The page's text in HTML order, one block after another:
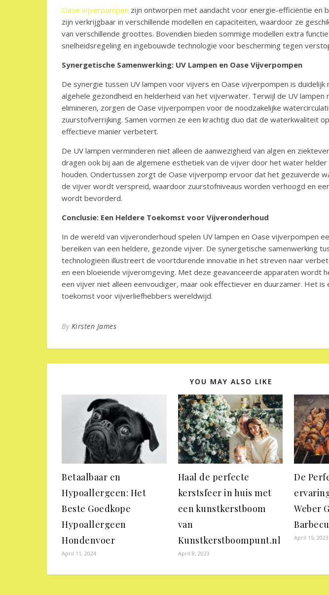
Oase vijverpompen zijn ontworpen met aandacht voor energie-efficiëntie en
zijn verkrijgbaar in verschillende modellen en capaciteiten, waardoor ze
van verschillende groottes. Bovendien bieden sommige modellen extra
snelheidsregeling en ingebouwde technologie voor bescherming tegen
Synergetische Samenwerking: UV Lampen en Oase Vijverpompen
De synergie tussen UV lampen voor vijvers en Oase vijverpompen is duidelijk
algehele gezondheid en helderheid van het vijverwater. Terwijl de UV lampen
elimineren, zorgen de Oase vijverpompen voor de noodzakelijke
zuurstofverrijking. Samen vormen ze een krachtig duo dat de waterkwaliteit
effectieve manier verbetert.
De UV lampen verminderen niet alleen de aanwezigheid van algen en
dragen ook bij aan de algemene esthetiek van de vijver door het water helder
houden. Ondertussen zorgt de Oase vijverpomp ervoor dat het gezuiverde
de vijver wordt verspreid, waardoor zuurstofniveaus worden verhoogd en
wordt bevorderd.
Conclusie: Een Heldere Toekomst voor Vijveronderhoud
In de wereld van vijveronderhoud spelen UV lampen en Oase vijverpompen
bereiken van een heldere, gezonde vijver. De synergetische samenwerking
technologieën illustreert de voortdurende innovatie in het streven naar
en een bloeiende vijveromgeving. Met deze geavanceerde apparaten wordt
een vijver niet alleen eenvoudiger, maar ook effectiever en duurzamer. Het is
toekomst voor vijverliefhebbers wereldwijd.
By Kirsten James
YOU MAY ALSO LIKE
Betaalbaar en
Hypoallergeen: Het
Beste Goedkope
Hypoallergeen
Hondenvoer
April 11, 2024
Haal de perfecte
kerstsfeer in huis met
een kunstkerstboom
van
Kunstkerstboompunt.nl
April 8, 2023
De
Weber
April 15, 2023